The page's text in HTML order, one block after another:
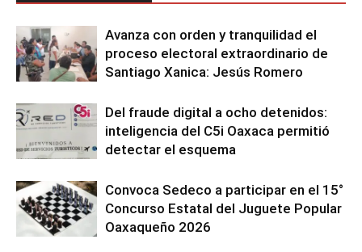
Avanza con orden y tranquilidad el
proceso electoral extraordinario de
Santiago Xanica: Jesús Romero
Del fraude digital a ocho detenidos:
inteligencia del C5i Oaxaca permitió
detectar el esquema
Convoca Sedeco a participar en el 15°
Concurso Estatal del Juguete Popular
Oaxaqueño 2026